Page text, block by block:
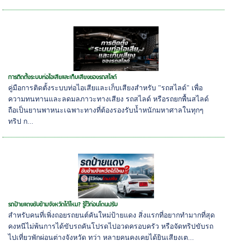
การติดตั้งระบบท่อไอเสียและเก็บเสียงของรถสไลด์
คู่มือการติดตั้งระบบท่อไอเสียและเก็บเสียงสำหรับ "รถสไลด์" เพื่อ
ความทนทานและลดมลภาวะทางเสียง รถสไลด์ หรือรถยกพื้นสไลด์
ถือเป็นยานพาหนะเฉพาะทางที่ต้องรองรับน้ำหนักมหาศาลในทุกๆ
ทริป ก...
รถป้ายแดงขับข้ามจังหวัดได้ไหม? รู้ไว้ก่อนโดนปรับ
สำหรับคนที่เพิ่งถอยรถยนต์คันใหม่ป้ายแดง สิ่งแรกที่อยากทำมากที่สุด
คงหนีไม่พ้นการได้ขับรถคันโปรดไปอวดครอบครัว หรือจัดทริปขับรถ
ไปเที่ยวพักผ่อนต่างจังหวัด ทว่า หลายคนคงเคยได้ยินเสียงเต...